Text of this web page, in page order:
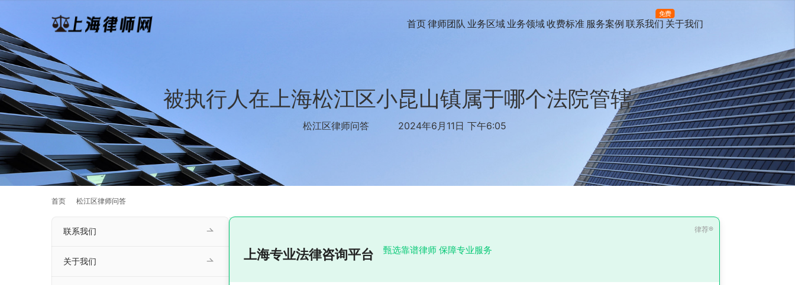
首页律师团队 业务区域 业务领域收费标准 服务案例 联系我们
免费
关于我们
被执行人在上海松江区小昆山镇属于哪个法院管辖
松江区律师问答 2024年6月11日 下午6:05
首页 松江区律师问答
上海专业法律咨询平台 甄选靠谱律师 保障专业服务
联系我们
关于我们